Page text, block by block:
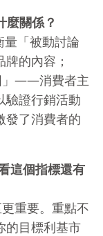
麼關係？
量「被動討論
的內容；
」——消費者主
驗證行銷活動
發了消費者的
這個指標還有
重要。重點不
的目標利基市